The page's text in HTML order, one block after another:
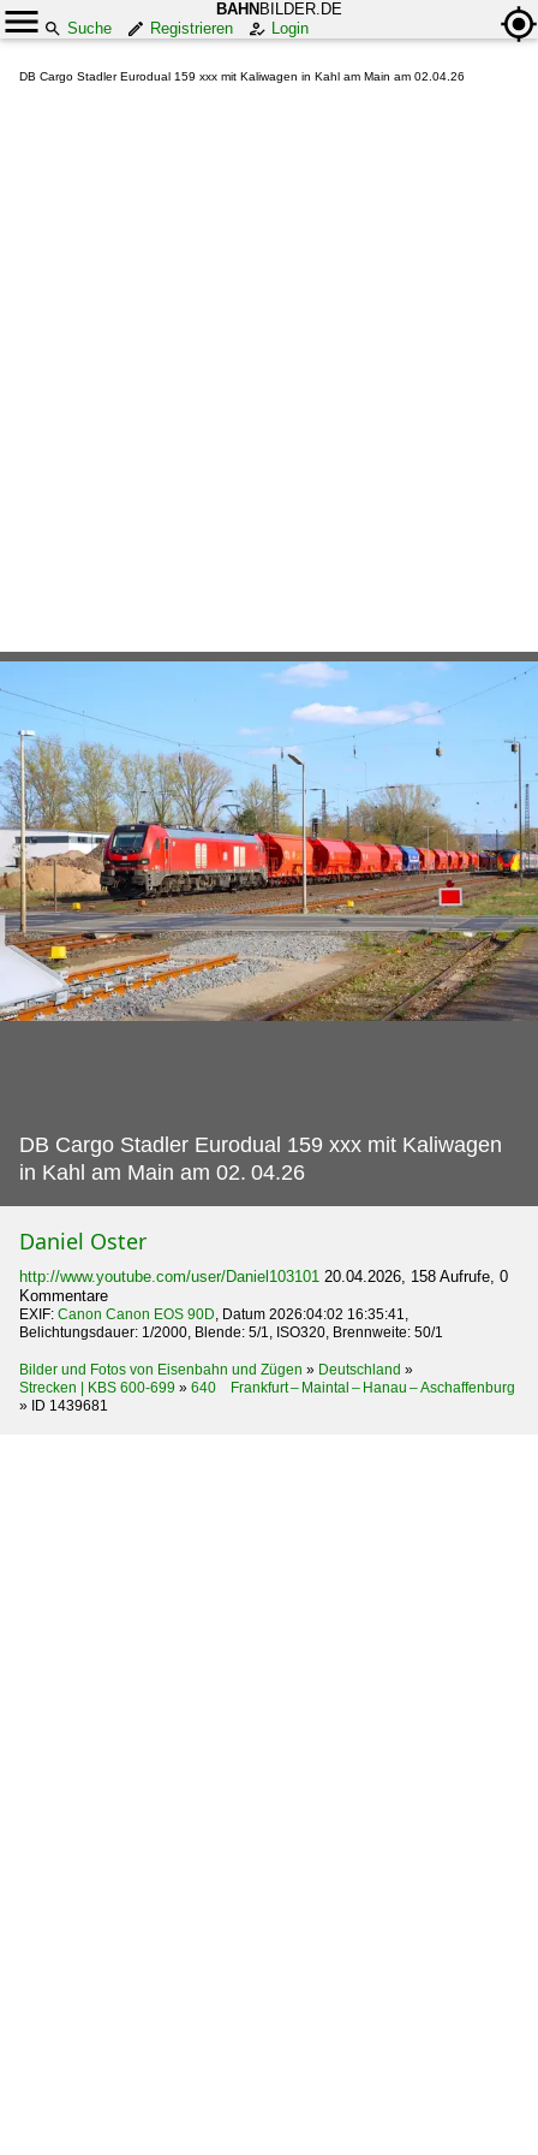
BAHN BILDER.DE
Suche
Registrieren Login
DB Cargo Stadler Eurodual 159 xxx mit Kaliwagen in Kahl am Main am 02.04.26
DB Cargo Stadler Eurodual 159 xxx mit Kaliwagen
in Kahl am Main am 02. 04.26
Daniel Oster
http://www.youtube.com/user/Daniel103101 20.04.2026, 158 Aufrufe, 0
Kommentare
EXIF: Canon Canon EOS 90D, Datum 2026:04:02 16:35:41,
Belichtungsdauer: 1/2000, Blende: 5/1, ISO320, Brennweite: 50/1
Bilder und Fotos von Eisenbahn und Zügen » Deutschland »
Strecken | KBS 600-699 » 640 Frankfurt – Maintal – Hanau – Aschaffenburg
» ID 1439681